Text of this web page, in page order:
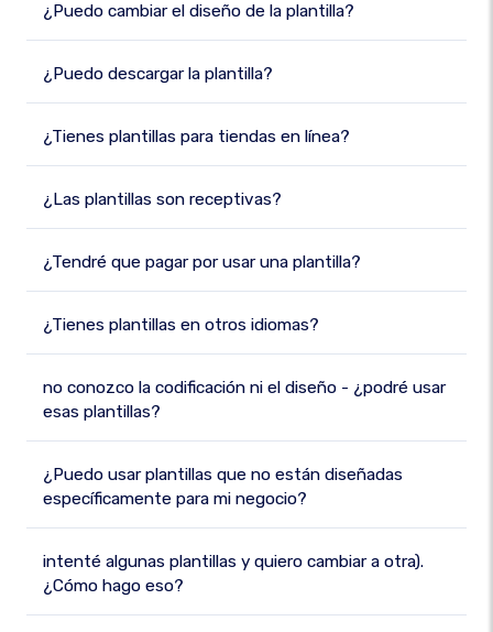
¿Puedo cambiar el diseño de la plantilla?
¿Puedo descargar la plantilla?
¿Tienes plantillas para tiendas en línea?
¿Las plantillas son receptivas?
¿Tendré que pagar por usar una plantilla?
¿Tienes plantillas en otros idiomas?
no conozco la codificación ni el diseño - ¿podré usar
esas plantillas?
¿Puedo usar plantillas que no están diseñadas
específicamente para mi negocio?
intenté algunas plantillas y quiero cambiar a otra).
¿Cómo hago eso?